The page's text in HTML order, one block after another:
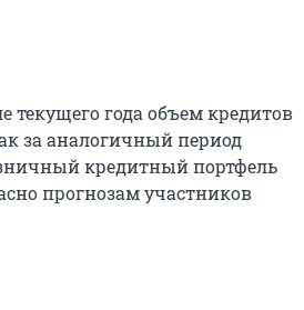
года объем кредитов
за аналогичный период
кредитный портфель
прогнозам участников